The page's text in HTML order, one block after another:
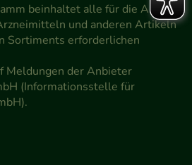
beinhaltet alle für die Abgabe
und anderen Artikeln
Sortiments erforderlichen
Meldungen der Anbieter
(Informationsstelle für